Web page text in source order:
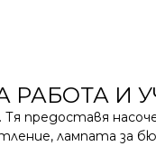
РАБОТА И
предоставя
лампата за